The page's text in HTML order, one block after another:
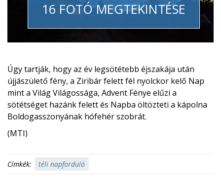
16 FOTÓ MEGTEKINTÉSE
Úgy tartják, hogy az év legsötétebb éjszakája után
újjászülető fény, a Ziribár felett fél nyolckor kelő Nap
mint a Világ Világossága, Advent Fénye elűzi a
sötétséget hazánk felett és Napba öltözteti a kápolna
Boldogasszonyának hófehér szobrát.
(MTI)
Címkék: téli napforduló